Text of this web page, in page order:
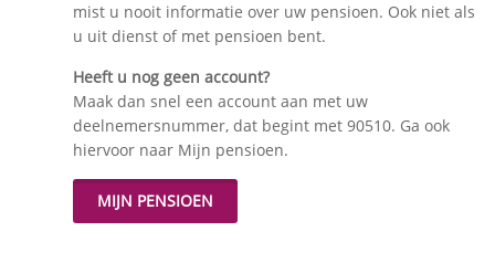
mist u nooit informatie over uw pensioen. Ook niet als
u uit dienst of met pensioen bent.
Heeft u nog geen account?
Maak dan snel een account aan met uw
deelnemersnummer, dat begint met 90510. Ga ook
hiervoor naar Mijn pensioen.
MIJN PENSIOEN